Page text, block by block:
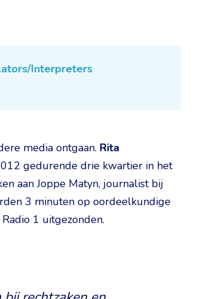
Interpreters
media ontgaan. Rita
gedurende drie kwartier in het
aan Joppe Matyn, journalist bij
3 minuten op oordeelkundige
1 uitgezonden.